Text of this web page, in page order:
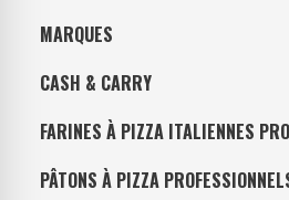
MARQUES
CASH & CARRY
FARINES À PIZZA ITALIENNES
PÂTONS À PIZZA